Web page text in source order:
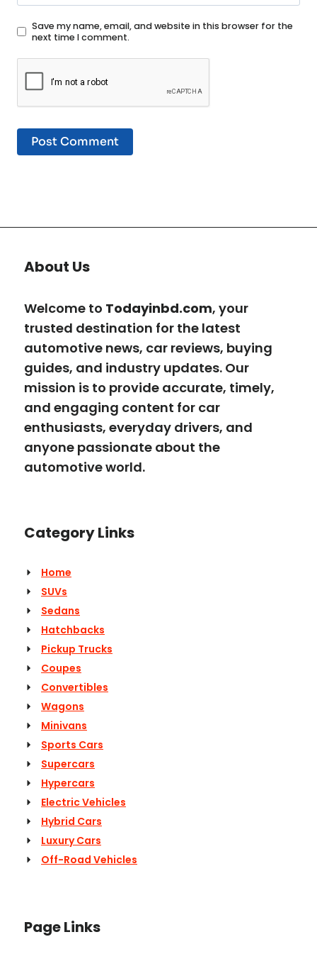
Save my name, email, and website in this browser for the
next time I comment.
About Us
Welcome to Todayinbd.com, your
trusted destination for the latest
automotive news, car reviews, buying
guides, and industry updates. Our
mission is to provide accurate, timely,
and engaging content for car
enthusiasts, everyday drivers, and
anyone passionate about the
automotive world.
Category Links
Home
SUVs
Sedans
Hatchbacks
Pickup Trucks
Coupes
Convertibles
Wagons
Minivans
Sports Cars
Supercars
Hypercars
Electric Vehicles
Hybrid Cars
Luxury Cars
Off-Road Vehicles
Page Links